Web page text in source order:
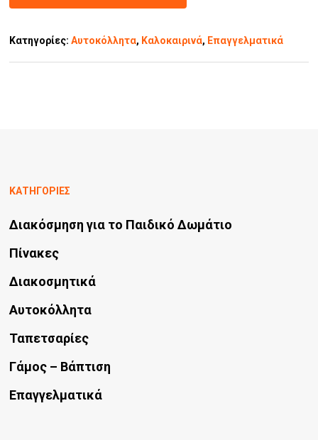
Κατηγορίες:Αυτοκόλλητα, Καλοκαιρινά, Επαγγελματικά
ΚΑΤΗΓΟΡΙΕΣ
Διακόσμηση για το Παιδικό Δωμάτιο
Πίνακες
Διακοσμητικά
Αυτοκόλλητα
Ταπετσαρίες
Γάμος – Βάπτιση
Επαγγελματικά